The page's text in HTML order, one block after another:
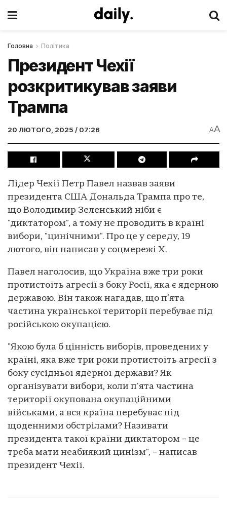
Головна Політика
Президент Чехії
розкритикував заяви
Трампа
20 ЛЮТОГО, 2025 / 07:26 AA
Лідер Чехії Петр Павел назвав заяви
президента США Дональда Трампа про те,
що Володимир Зеленський ніби є
"диктатором", а тому не проводить в країні
вибори, "цинічними". Про це у середу, 19
лютого, він написав у соцмережі Х.
Павел наголосив, що Україна вже три роки
протистоїть агресії з боку Росії, яка є ядерною
державою. Він також нагадав, що пʼята
частина української території перебуває під
російською окупацією.
"Якою була б цінність виборів, проведених у
країні, яка вже три роки протистоїть агресії з
боку сусідньої ядерної держави? Як
організувати вибори, коли п'ята частина
території окупована окупаційними
військами, а вся країна перебуває під
щоденними обстрілами? Називати
президента такої країни диктатором – це
треба мати неабиякий цинізм", – написав
президент Чехії.